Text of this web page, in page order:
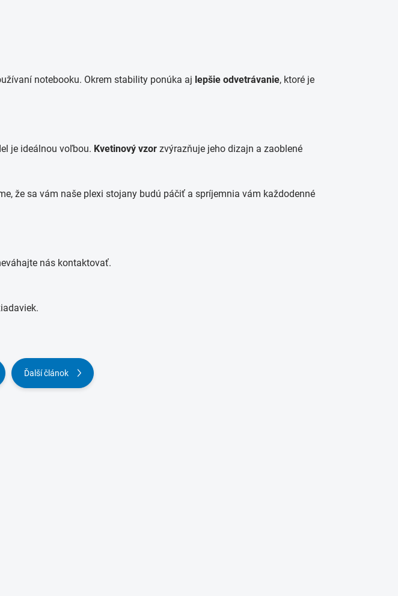
notebooku. Okrem stability ponúka aj lepšie odvetrávanie, ktoré je
je ideálnou voľbou. Kvetinový vzor zvýrazňuje jeho dizajn a zaoblené
že sa vám naše plexi stojany budú páčiť a spríjemnia vám každodenné
nás kontaktovať.
Ďalší článok